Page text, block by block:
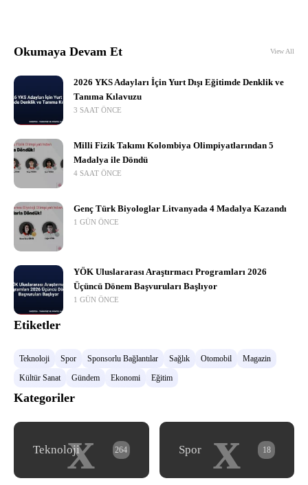
Okumaya Devam Et View All
2026 YKS Adayları İçin Yurt Dışı Eğitimde Denklik ve
Tanıma Kılavuzu
3 SAAT ÖNCE
Milli Fizik Takımı Kolombiya Olimpiyatlarından 5
Madalya ile Döndü
4 SAAT ÖNCE
Genç Türk Biyologlar Litvanyada 4 Madalya Kazandı
1 GÜN ÖNCE
YÖK Uluslararası Araştırmacı Programları 2026
Üçüncü Dönem Başvuruları Başlıyor
1 GÜN ÖNCE
Etiketler
Teknoloji Spor Sponsorlu Bağlantılar Sağlık Otomobil
Magazin
Kültür Sanat
Gündem Ekonomi Eğitim
Kategoriler
x
Teknoloji 264 x
Spor 18